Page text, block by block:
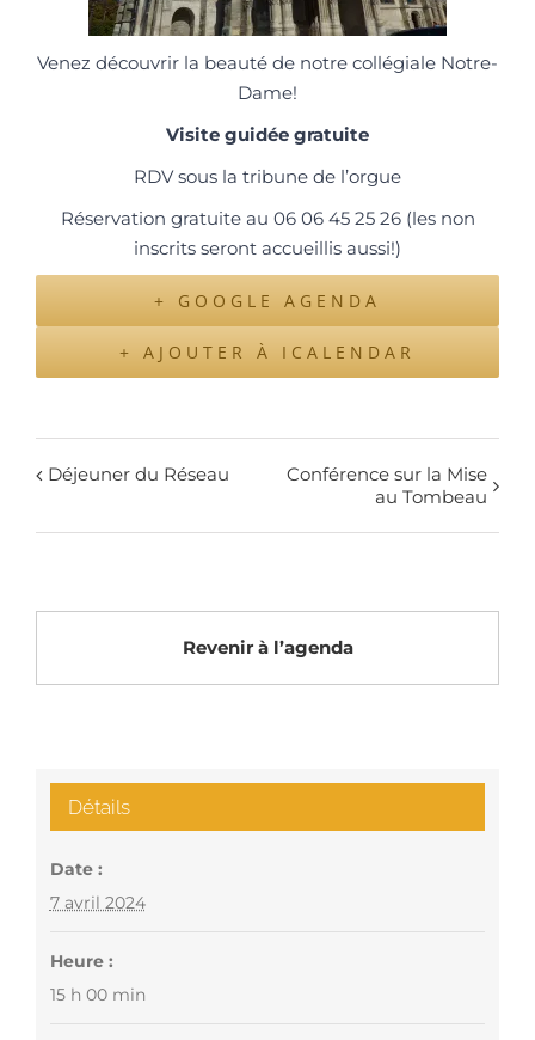
Venez découvrir la beauté de notre collégiale Notre-
Dame!
Visite guidée gratuite
RDV sous la tribune de l’orgue
Réservation gratuite au 06 06 45 25 26 (les non
inscrits seront accueillis aussi!)
+ GOOGLE AGENDA
+ AJOUTER À ICALENDAR
Déjeuner du Réseau
Conférence sur la Mise
au Tombeau
Revenir à l’agenda
Détails
Date :
7 avril 2024
Heure :
15 h 00 min